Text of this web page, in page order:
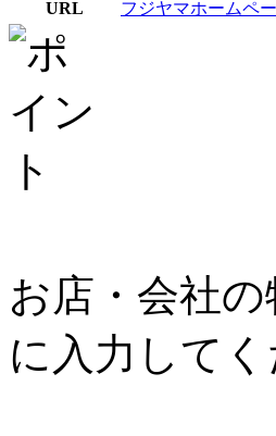
URL
フジヤマホームペ
お店・会社
に入力してく